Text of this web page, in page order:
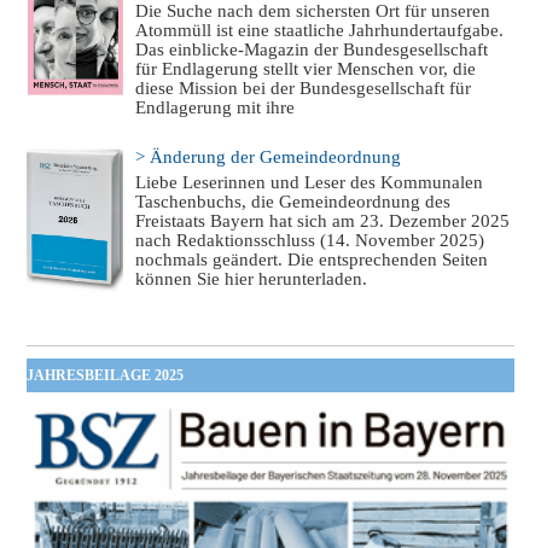
Die Suche nach dem sichersten Ort für unseren
Atommüll ist eine staatliche Jahrhundertaufgabe.
Das einblicke-Magazin der Bundesgesellschaft
für Endlagerung stellt vier Menschen vor, die
diese Mission bei der Bundesgesellschaft für
Endlagerung mit ihre
> Änderung der Gemeindeordnung
Liebe Leserinnen und Leser des Kommunalen
Taschenbuchs, die Gemeindeordnung des
Freistaats Bayern hat sich am 23. Dezember 2025
nach Redaktionsschluss (14. November 2025)
nochmals geändert. Die entsprechenden Seiten
können Sie hier herunterladen.
JAHRESBEILAGE 2025